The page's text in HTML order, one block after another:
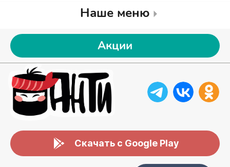
Наше меню
Акции
Скачать с Google Play